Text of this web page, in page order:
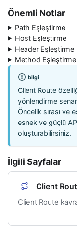
Önemli Notlar
Path Eşleştirme
Host Eşleştirme
Header Eşleştirme
Method Eşleştirme
bilgi
Client Route
yönlendirme
Öncelik sırası ve
esnek ve güçlü
oluşturabilirsiniz.
İlgili Sayfalar
Client
Client Route